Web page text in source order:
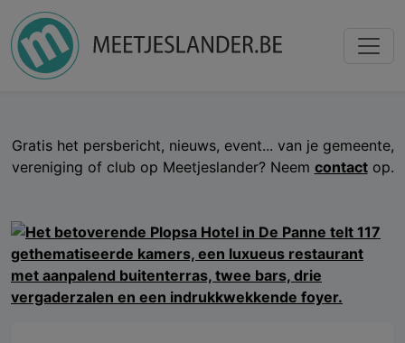
Gratis het persbericht, nieuws, event... van je gemeente,
vereniging of club op Meetjeslander? Neem contactop.